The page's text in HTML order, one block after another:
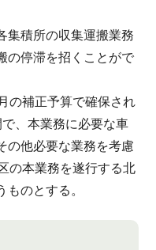
集積所の収集運搬業務
の停滞を招くことがで
の補正予算で確保され
、本業務に必要な車
の他必要な業務を考慮
の本業務を遂行する北
のとする。